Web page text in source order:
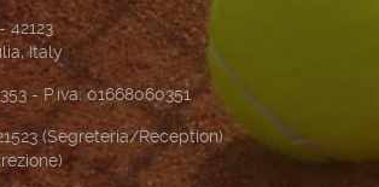
42123
Italy
- P.iva: 01668060351
(Segreteria/Reception)